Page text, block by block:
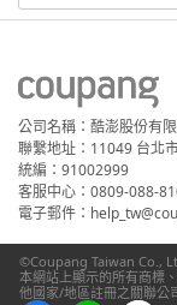
公司名稱：酷澎股份有
聯繫地址：11049 台北
統編：91002999
客服中心：0809-088-
電子郵件：
©Coupang Taiwan Co.,
本網站上顯示的所有商標
他國家/地區註冊之關聯公